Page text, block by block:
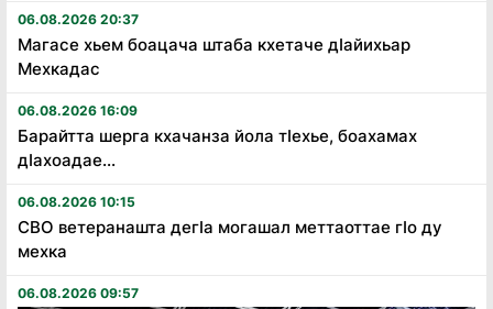
06.08.2026 20:37
Магасе хьем боацача штаба кхетаче дӏайихьар
Мехкадас
06.08.2026 16:09
Барайтта шерга кхачанза йола тӏехье, боахамах
дӏахоадае...
06.08.2026 10:15
СВО ветеранашта дегӏа могашал меттаоттае гӏо ду
мехка
06.08.2026 09:57